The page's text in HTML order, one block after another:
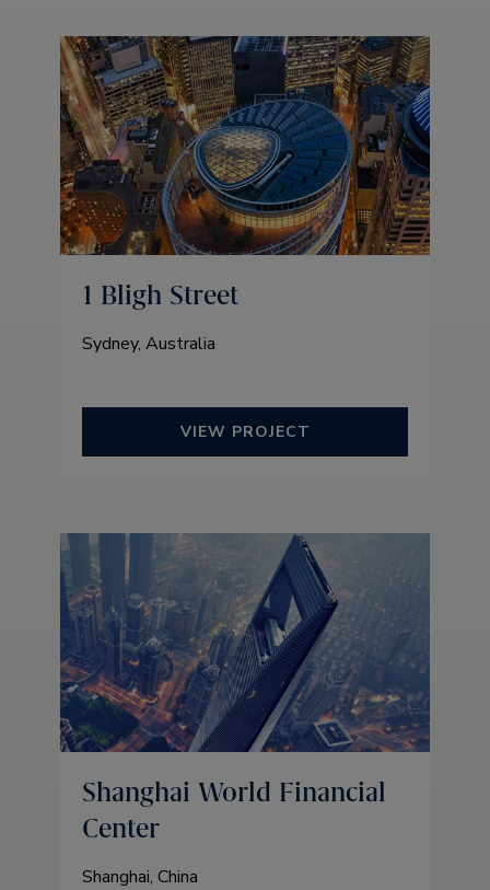
1 Bligh Street
Sydney, Australia
VIEW PROJECT
Shanghai World Financial
Center
Shanghai, China